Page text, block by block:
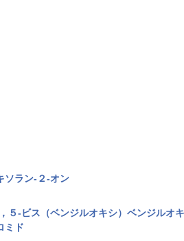
ソラン‐２‐オン
５‐ビス（ベンジルオキシ）ベンジルオキ
ミド